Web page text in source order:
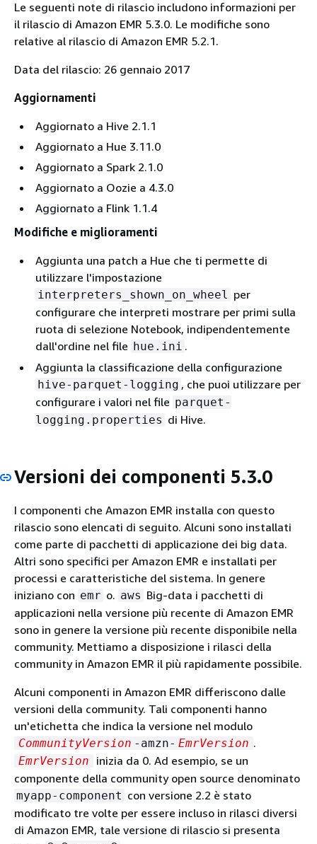
Le seguenti note di rilascio includono informazioni per
il rilascio di Amazon EMR 5.3.0. Le modifiche sono
relative al rilascio di Amazon EMR 5.2.1.
Data del rilascio: 26 gennaio 2017
Aggiornamenti
Aggiornato a Hive 2.1.1
Aggiornato a Hue 3.11.0
Aggiornato a Spark 2.1.0
Aggiornato a Oozie a 4.3.0
Aggiornato a Flink 1.1.4
Modifiche e miglioramenti
Aggiunta una patch a Hue che ti permette di
utilizzare l'impostazione
interpreters_shown_on_wheel per
configurare che interpreti mostrare per primi sulla
ruota di selezione Notebook, indipendentemente
dall'ordine nel file hue.ini .
Aggiunta la classificazione della configurazione
hive-parquet-logging , che puoi utilizzare per
configurare i valori nel file parquet-
logging.properties di Hive.
Versioni dei componenti 5.3.0
I componenti che Amazon EMR installa con questo
rilascio sono elencati di seguito. Alcuni sono installati
come parte di pacchetti di applicazione dei big data.
Altri sono specifici per Amazon EMR e installati per
processi e caratteristiche del sistema. In genere
iniziano con emr o. aws Big-data i pacchetti di
applicazioni nella versione più recente di Amazon EMR
sono in genere la versione più recente disponibile nella
community. Mettiamo a disposizione i rilasci della
community in Amazon EMR il più rapidamente possibile.
Alcuni componenti in Amazon EMR differiscono dalle
versioni della community. Tali componenti hanno
un'etichetta che indica la versione nel modulo
CommunityVersion -amzn- EmrVersion .
EmrVersion
inizia da 0. Ad esempio, se un
componente della community open source denominato
myapp-component con versione 2.2 è stato
modificato tre volte per essere incluso in rilasci diversi
di Amazon EMR, tale versione di rilascio si presenta